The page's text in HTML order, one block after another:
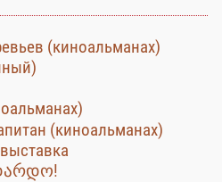
(киноальманах)
(киноальманах)